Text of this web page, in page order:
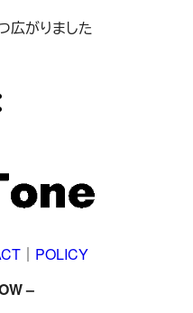
広がりました
｜ POLICY
–